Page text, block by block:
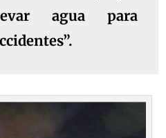
agua para